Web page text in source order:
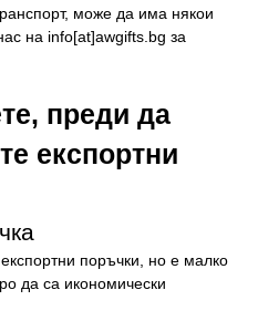
може да има някои
на info[at]awgifts.bg за
преди да
експортни
поръчки, но е малко
да са икономически